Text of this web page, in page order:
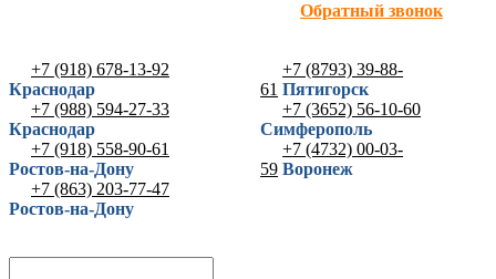
Обратный звонок
+7 (918) 678-13-92
Краснодар
+7 (988) 594-27-33
Краснодар
+7 (918) 558-90-61
Ростов-на-Дону
+7 (863) 203-77-47
Ростов-на-Дону
+7 (8793) 39-88-
61 Пятигорск
+7 (3652) 56-10-60
Симферополь
+7 (4732) 00-03-
59 Воронеж